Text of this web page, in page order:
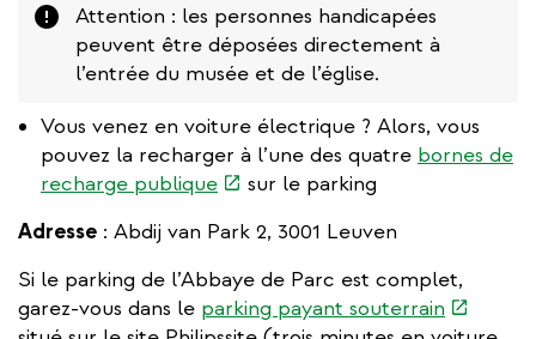
Attention
Attention : les personnes handicapées
peuvent être déposées directement à
l’entrée du musée et de l’église.
Vous venez en voiture électrique ? Alors, vous
pouvez la recharger à l’une des quatre bornes de
recharge publique(link
external)
sur le parking
Adresse : Abdij van Park 2, 3001 Leuven
Si le parking de l’Abbaye de Parc est complet,
garez-vous dans le parking payant souterrain (link